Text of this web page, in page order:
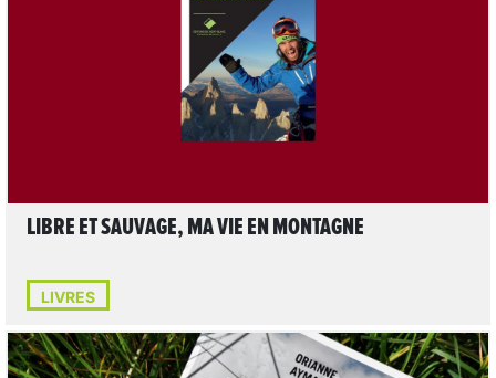
LIRE L'ARTICLE
LIBRE ET SAUVAGE, MA VIE EN MONTAGNE
LIVRES